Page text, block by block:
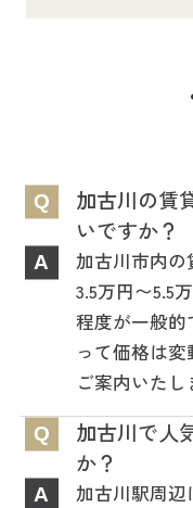
Q
加古川の賃
いですか？
A
加古川市内の
3.5万円〜5.5
程度が一般的
って価格は
ご案内いたし
Q
加古川で人
か？
A
加古川駅周辺